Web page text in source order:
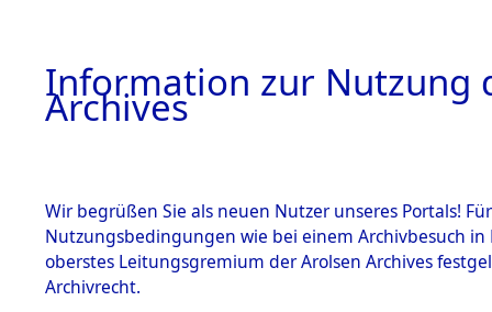
Information zur Nutzung
Archives
Wir begrüßen Sie als neuen Nutzer unseres Portals!
Nutzungsbedingungen wie bei einem Archivbesuch
oberstes Leitungsgremium der Arolsen Archives
Archivrecht.